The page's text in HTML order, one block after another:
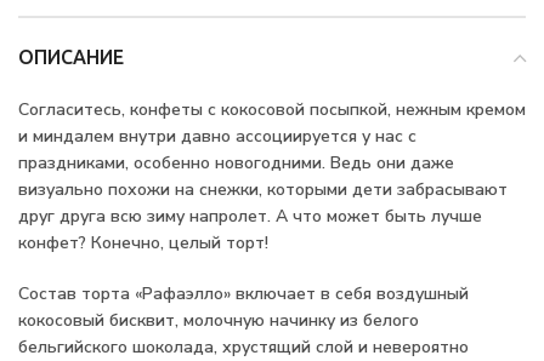
ОПИСАНИЕ
Согласитесь, конфеты с кокосовой посыпкой, нежным кремом
и миндалем внутри давно ассоциируется у нас с
праздниками, особенно новогодними. Ведь они даже
визуально похожи на снежки, которыми дети забрасывают
друг друга всю зиму напролет. А что может быть лучше
конфет? Конечно, целый торт!
Состав торта «Рафаэлло» включает в себя воздушный
кокосовый бисквит, молочную начинку из белого
бельгийского шоколада, хрустящий слой и невероятно